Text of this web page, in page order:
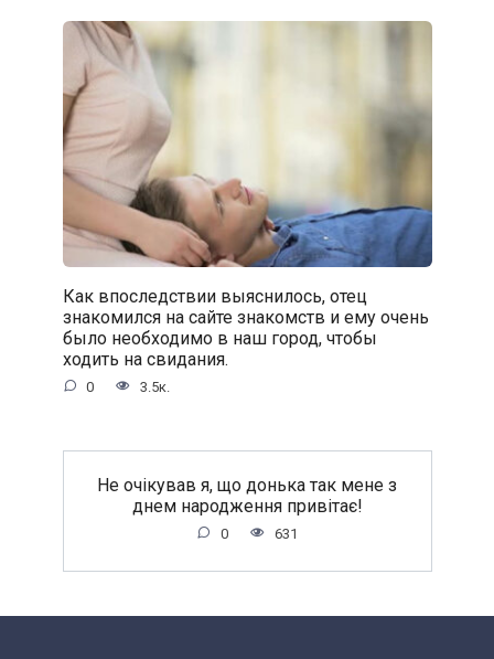
Как впоследствии выяснилось, отец
знакомился на сайте знакомств и ему очень
было необходимо в наш город, чтобы
ходить на свидания.
0 3.5к.
Не oчiкував я, що донька так мене з
днем народження привітає!
0 631